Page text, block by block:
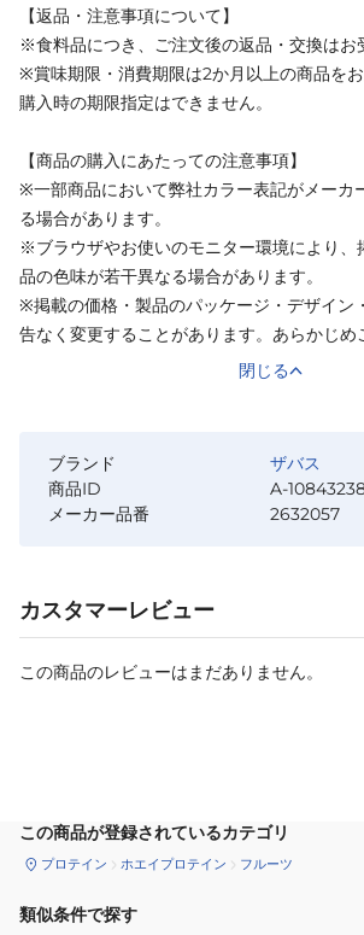
【返品・注意事項について】
※食料品につき、ご注文後の返品・交換はお
※賞味期限・消費期限は2か月以上の商品を
購入時の期限指定はできません。
【商品の購入にあたっての注意事項】
※一部商品において弊社カラー表記がメーカ
る場合があります。
※ブラウザやお使いのモニター環境により、
品の色味が若干異なる場合があります。
※掲載の価格・製品のパッケージ・デザイン
告なく変更することがあります。あらかじめ
閉じる
ブランド
ザバス
商品ID
A-
メーカー品番
2632057
カスタマーレビュー
この商品のレビューはまだありません。
この商品が登録されているカテゴリ
プロテイン ホエイプロテイン フルーツ
類似条件で探す